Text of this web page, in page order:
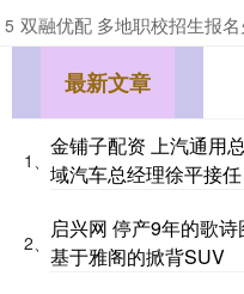
5 双融优配 多地职校招生报
最新文章
1、
金铺子配资 上汽通用
域汽车总经理徐平接任
2、
启兴网 停产9年的歌
基于雅阁的掀背SUV